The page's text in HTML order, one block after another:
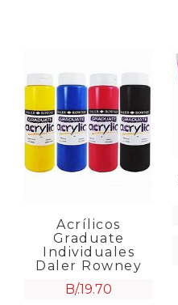
Acrílicos
Graduate
Individuales
Daler Rowney
B/.19.70